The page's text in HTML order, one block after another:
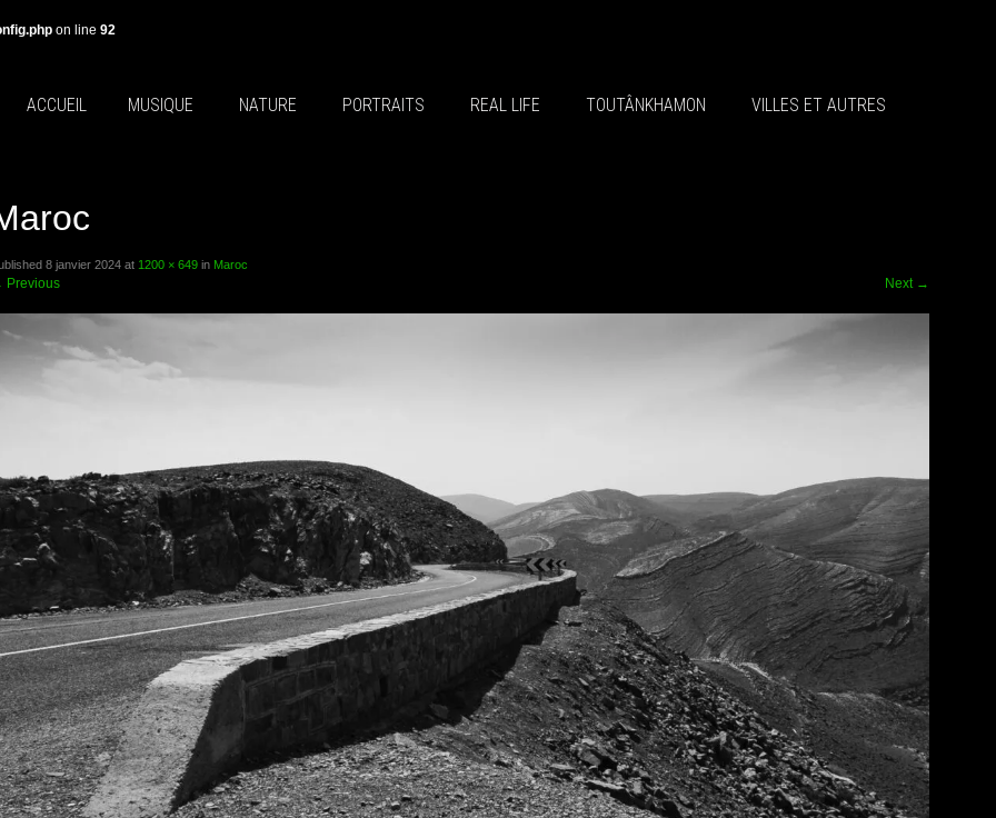
on line 92
ACCUEIL MUSIQUE NATURE PORTRAITS REAL LIFE TOUTÂNKHAMON VILLES ET AUTRES
8 janvier 2024 at 1200 × 649 in Maroc
Previous Next →